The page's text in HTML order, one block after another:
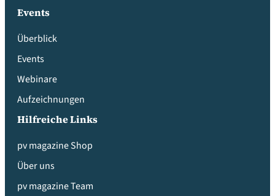
Events
Überblick
Events
Webinare
Aufzeichnungen
Hilfreiche Links
pv magazine Shop
Über uns
pv magazine Team